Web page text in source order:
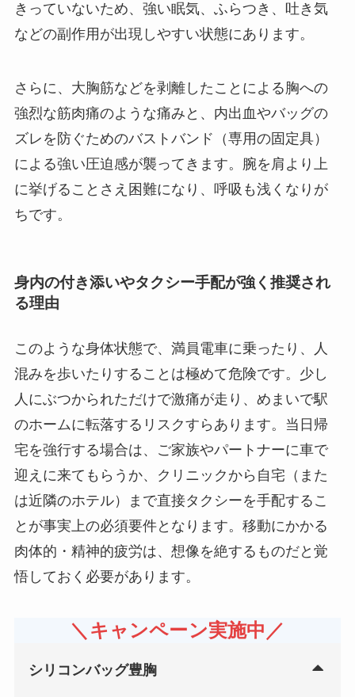
きっていないため、強い眠気、ふらつき、吐き気
などの副作用が出現しやすい状態にあります。
さらに、大胸筋などを剥離したことによる胸への
強烈な筋肉痛のような痛みと、内出血やバッグの
ズレを防ぐためのバストバンド（専用の固定具）
による強い圧迫感が襲ってきます。腕を肩より上
に挙げることさえ困難になり、呼吸も浅くなりが
ちです。
身内の付き添いやタクシー手配が強く推奨され
る理由
このような身体状態で、満員電車に乗ったり、人
混みを歩いたりすることは極めて危険です。少し
人にぶつかられただけで激痛が走り、めまいで駅
のホームに転落するリスクすらあります。当日帰
宅を強行する場合は、ご家族やパートナーに車で
迎えに来てもらうか、クリニックから自宅（また
は近隣のホテル）まで直接タクシーを手配するこ
とが事実上の必須要件となります。移動にかかる
肉体的・精神的疲労は、想像を絶するものだと覚
悟しておく必要があります。
＼キャンペーン実施中／
シリコンバッグ豊胸